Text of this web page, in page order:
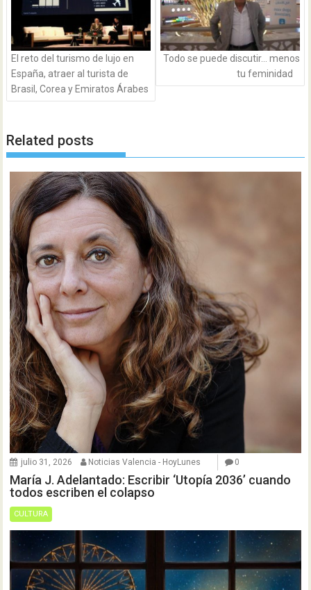
El reto del turismo de lujo en
España, atraer al turista de
Brasil, Corea y Emiratos Árabes
Todo se puede discutir… menos
tu feminidad
Related posts
julio 31, 2026 Noticias Valencia - HoyLunes 0
María J. Adelantado: Escribir ‘Utopía 2036’ cuando
todos escriben el colapso
CULTURA